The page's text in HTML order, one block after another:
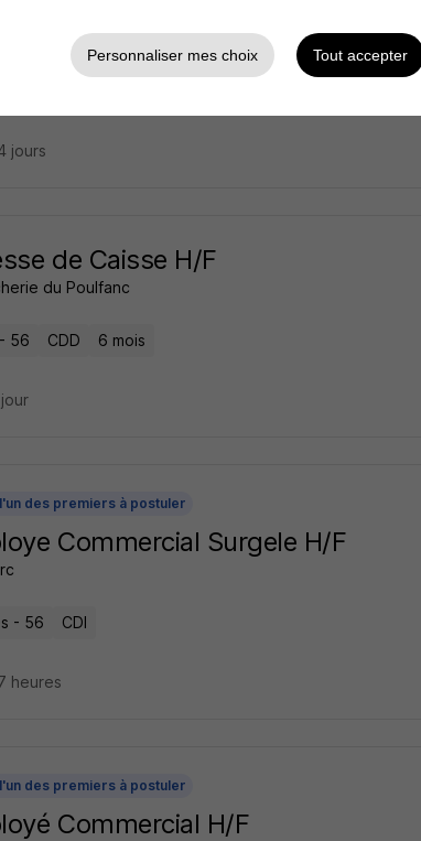
jours
de Caisse H/F
du Poulfanc
56 CDD 6 mois
des premiers à postuler
Commercial Surgele H/F
- 56 CDI
heures
des premiers à postuler
Commercial H/F
Personnaliser mes choix Tout accepter